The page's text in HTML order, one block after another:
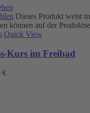
Dieses Produkt weist
können auf der
Quick View
Kurs im Freibad
€